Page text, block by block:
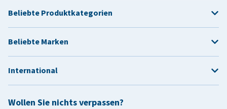
Wollen Sie nichts verpassen?
Beliebte Produktkategorien
Beliebte Marken
International